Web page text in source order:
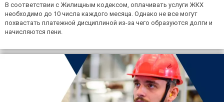
В соответствии с Жилищным кодексом, оплачивать услуги ЖКХ
необходимо до 10 числа каждого месяца. Однако не все могут
похвастать платежной дисциплиной из-за чего образуются долги и
начисляются пени.